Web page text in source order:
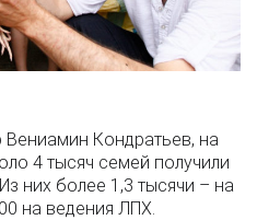
Вениамин Кондратьев, на
4 тысяч семей получили
них более 1,3 тысячи – на
на ведения ЛПХ.